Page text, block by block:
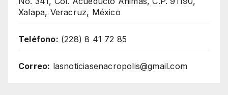
Xalapa, Veracruz, México
Teléfono: (228) 8 41 72 85
Correo: lasnoticiasenacropolis@gmail.com